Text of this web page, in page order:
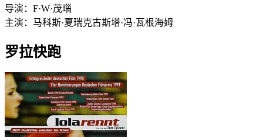
导演： F·W·茂瑙
主演： 马科斯·夏瑞克古斯塔·冯·瓦根海姆
罗拉快跑